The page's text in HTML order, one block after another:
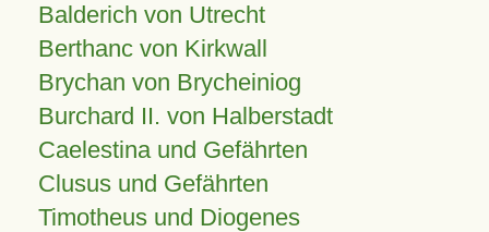
Balderich von Utrecht
Berthanc von Kirkwall
Brychan von Brycheiniog
Burchard II. von Halberstadt
Caelestina und Gefährten
Clusus und Gefährten
Timotheus und Diogenes